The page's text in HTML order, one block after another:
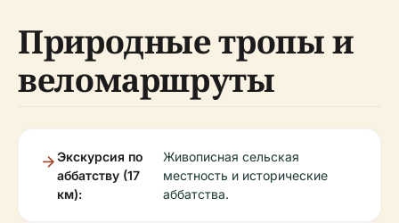
Природные тропы и
веломаршруты
Экскурсия по
аббатству (17
км):
Живописная сельская
местность и исторические
аббатства.